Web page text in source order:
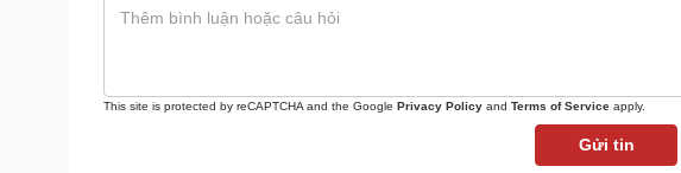
This site is protected by reCAPTCHA and the Google Privacy Policy and Terms of Service apply.
Gửi tin